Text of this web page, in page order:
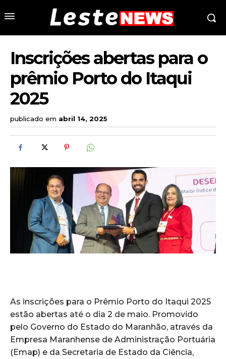
Inscrições abertas para o
prêmio Porto do Itaqui
2025
publicado em abril 14, 2025
As inscrições para o Prêmio Porto do Itaqui 2025
estão abertas até o dia 2 de maio. Promovido
pelo Governo do Estado do Maranhão, através da
Empresa Maranhense de Administração Portuária
(Emap) e da Secretaria de Estado da Ciência,